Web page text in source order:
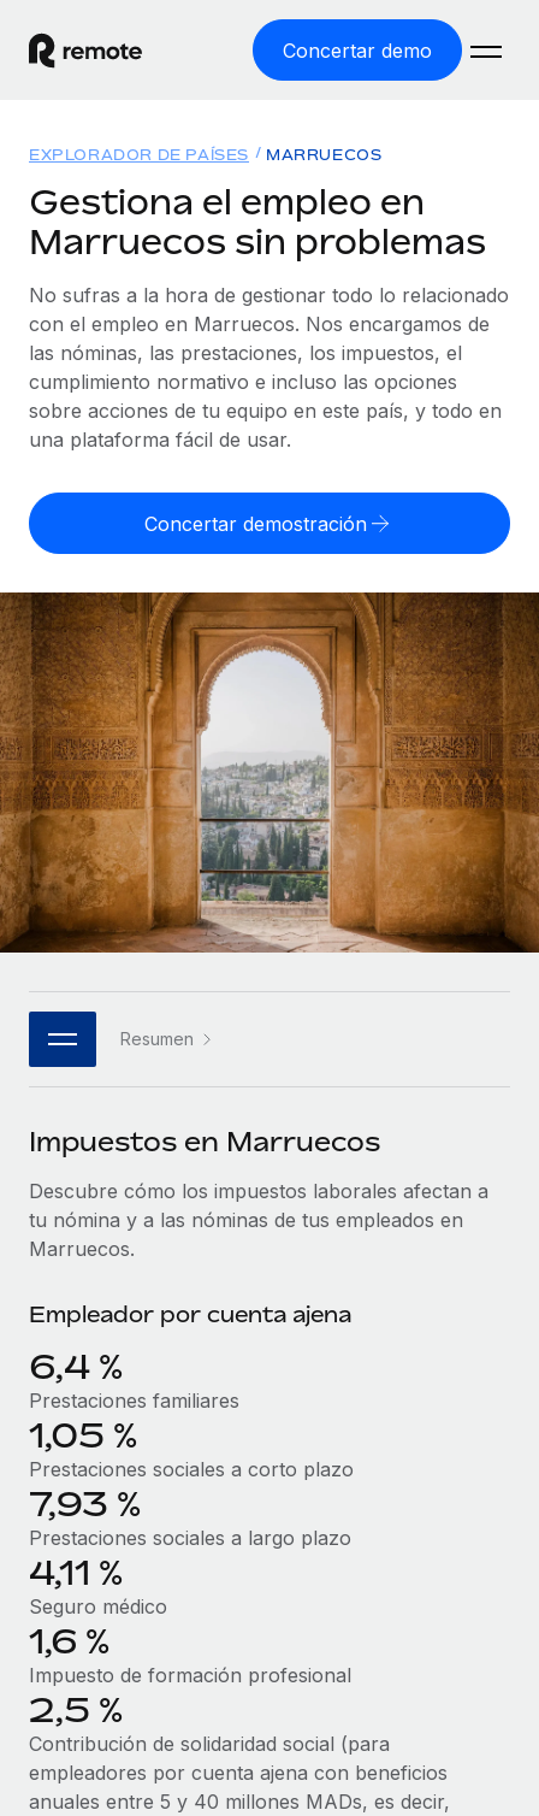
Concertar demo
EMPLEO GLOBAL
Nómina global
Gestiona las nóminas de forma sencilla y conforme a la
legalidad.
Employer of Record
Expándete en todo el mundo sin gastar en entidades.
cumpliendo la normativa.
Integra y gestiona a autónomos globalmente.
PEO
Externaliza tareas laborales complejas.
INFRAESTRUCTURA
Conexión Remote
Integra los RR. HH. en tus flujos de trabajo sin
complicaciones.
Plataforma
Funciones esenciales de RR. HH. integradas para tu
Conectar
Conecta cualquier herramienta de IA con Remote
Optimiza los procesos con herramientas empresariales
esenciales.
Pregunta a un experto
y cumplimiento normativo.
Comprobaciones de antecedentes
Simplifica los procesos de cribado de candidatos.
Cumplimiento normativo
Adelántate a los riesgos de cumplimiento
normativo.
Gestión de dispositivos
Proporciona dispositivos tecnológicos y contrólalos
en todo el mundo.
Apertura de entidades
Abre entidades conforme a la legalidad enseguida.
Movilidad y reubicación
Soluciones
COBERTURA MUNDIAL
Explorador de países
Consulta el soporte del empleo global según el país.
Explorador estatal de EE. UU.
Simplifica la contratación en todos los estados de EE.
Comparador de Remote
Compáranos con otras empresas.
ETAPAS DE CRECIMIENTO
Startups
Soluciones ágiles de RR. HH. globales y nóminas para
empresas en crecimiento.
Mediana empresa
Amplía tu equipo con soluciones de RR. HH.
personalizadas.
Empresa
RR. HH. globales para grandes empresas.
ASOCIARSE
Socios tecnológicos estratégicos
Integra la gestión de los RR. HH. globales en tu
Asociarse
Remote Build Próximamente
Consultoría de integraciones y automatización con IA.
CASOS PRÁCTICOS
Recursos
HERRAMIENTAS Y CALCULADORAS
Calculadora del riesgo de clasificación errónea
Consulta el riesgo de clasificación errónea por país.
cualquier país.
Descubre opciones de divisas y tiempos de pago para
autónomos globales.
APRENDIZAJE CON REMOTE
Guías y recursos
Casos prácticos
Glosario de RR. HH.
Listas de verificación y plantillas
Biblioteca de descripciones de puestos
Webinarios
Información sobre salarios y talento
Centro de información
Obtén ayuda
Consulta todos los recursos
BLOG
Nómina global
EOR y PEO
Contractor Management
Impuestos
Explora el blog
BLOG
Novedades de producto de Remote:
Integraciones con Gusto y Xero y Contractor
Management Plus
Precios
English
Nederlands
Français
Deutsch
Español
Italiano
Português (Portugal)
日本語
한국어
中文（简体）
EXPLORADOR DE PAÍSES MARRUECOS
Gestiona el empleo en
Marruecos sin problemas
No sufras a la hora de gestionar todo lo relacionado
con el empleo en Marruecos. Nos encargamos de
las nóminas, las prestaciones, los impuestos, el
cumplimiento normativo e incluso las opciones
sobre acciones de tu equipo en este país, y todo en
una plataforma fácil de usar.
Concertar demostración
Resumen
Impuestos en Marruecos
Descubre cómo los impuestos laborales afectan a
tu nómina y a las nóminas de tus empleados en
Marruecos.
Empleador por cuenta ajena
6,4 %
Prestaciones familiares
1,05 %
Prestaciones sociales a corto plazo
7,93 %
Prestaciones sociales a largo plazo
4,11 %
Seguro médico
1,6 %
Impuesto de formación profesional
2,5 %
Contribución de solidaridad social (para
empleadores por cuenta ajena con beneficios
anuales entre 5 y 40 millones MADs, es decir,